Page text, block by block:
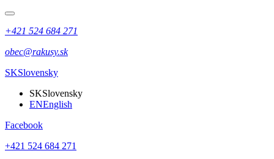
+421 524 684 271
obec@rakusy.sk
SKSlovensky
SKSlovensky
ENEnglish
Facebook
+421 524 684 271